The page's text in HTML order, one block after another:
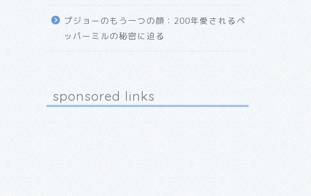
プジョーのもう一つの顔：200年愛されるペ
ッパーミルの秘密に迫る
sponsored links